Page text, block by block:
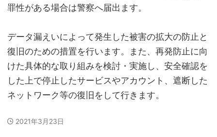
罪性がある場合は警察へ届出ます。
データ漏えいによって発生した被害の拡大の防止と
復旧のための措置を行います。また、再発防止に向
けた具体的な取り組みを検討・実施し、安全確認を
した上で停止したサービスやアカウント、遮断した
ネットワーク等の復旧をして行きます。
2021年3月23日